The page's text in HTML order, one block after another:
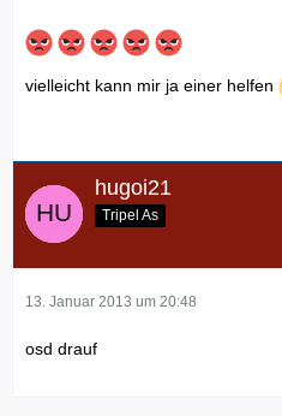
vielleicht kann mir ja einer helfen
hugoi21
Tripel As
13. Januar 2013 um 20:48
osd drauf